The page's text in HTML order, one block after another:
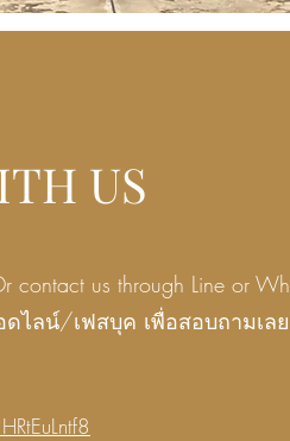
US
contact us through Line or
ไลน์/เฟสบุค เพื่อสอบถามเล